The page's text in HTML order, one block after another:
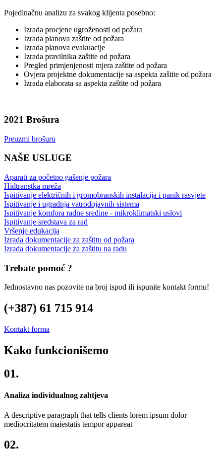
Pojedinačnu analizu za svakog klijenta posebno:
Izrada procjene ugroženosti od požara
Izrada planova zaštite od požara
Izrada planova evakuacije
Izrada pravilnika zaštite od požara
Pregled primjenjenosti mjera zaštite od požara
Ovjera projektne dokumentacije sa aspekta zaštite od požara
Izrada elaborata sa aspekta zaštite od požara
2021 Brošura
Preuzmi brošuru
NAŠE USLUGE
Aparati za početno gašenje požara
Hidtranstka mreža
Ispitivanje električnih i gromobranskih instalacija i panik rasvjete
Ispitivanje i ugradnja vatrodojavnih sistema
Ispitivanje komfora radne sredine - mikroklimatski uslovi
Ispitivanje sredstava za rad
Vršenje edukacija
Izrada dokumentacije za zaštitu od požara
Izrada dokumentacije za zaštitu na radu
Trebate pomoć ?
Jednostavno nas pozovite na broj ispod ili ispunite kontakt formu!
(+387) 61 715 914
Kontakt forma
Kako funkcionišemo
01.
Analiza individualnog zahtjeva
A descriptive paragraph that tells clients lorem ipsum dolor
mediocritatem maiestatis tempor appareat
02.